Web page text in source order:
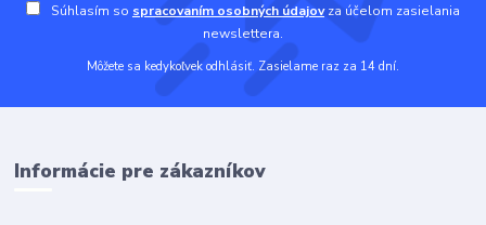
Súhlasím so spracovaním osobných údajovza účelom zasielania
newslettera.
Môžete sa kedykoľvek odhlásiť. Zasielame raz za 14 dní.
Informácie pre zákazníkov